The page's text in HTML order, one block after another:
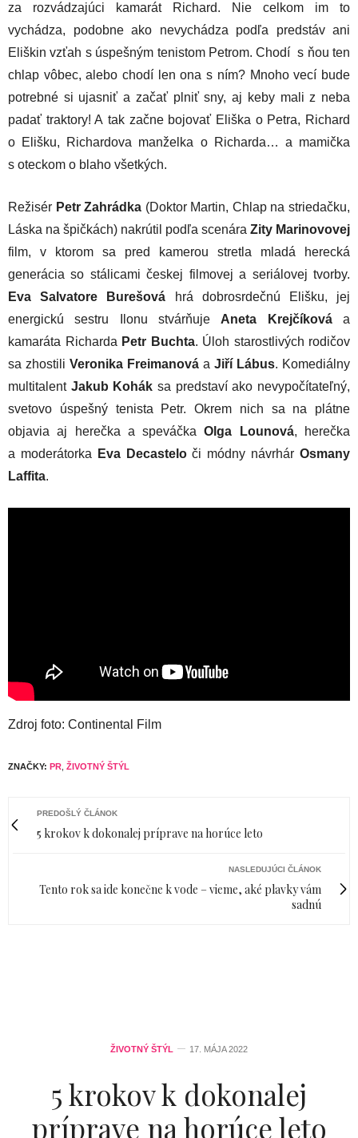
za rozvádzajúci kamarát Richard. Nie celkom im to
vychádza, podobne ako nevychádza podľa predstáv ani
Eliškin vzťah s úspešným tenistom Petrom. Chodí s ňou ten
chlap vôbec, alebo chodí len ona s ním? Mnoho vecí bude
potrebné si ujasniť a začať plniť sny, aj keby mali z neba
padať traktory! A tak začne bojovať Eliška o Petra, Richard
o Elišku, Richardova manželka o Richarda… a mamička
s oteckom o blaho všetkých.
Režisér Petr Zahrádka (Doktor Martin, Chlap na striedačku,
Láska na špičkách) nakrútil podľa scenára Zity Marinovovej
film, v ktorom sa pred kamerou stretla mladá herecká
generácia so stálicami českej filmovej a seriálovej tvorby.
Eva Salvatore Burešová hrá dobrosrdečnú Elišku, jej
energickú sestru Ilonu stvárňuje Aneta Krejčíkováa
kamaráta Richarda Petr Buchta. Úloh starostlivých rodičov
sa zhostili Veronika Freimanová a Jiří Lábus. Komediálny
multitalent Jakub Kohák sa predstaví ako nevypočítateľný,
svetovo úspešný tenista Petr. Okrem nich sa na plátne
objavia aj herečka a speváčkaOlga Lounová, herečka
a moderátorka
Eva Decasteloči módny návrhárOsmany
Laffita.
Zdroj foto: Continental Film
ZNAČKY: PR ŽIVOTNÝ ŠTÝL
PREDOŠLÝ ČLÁNOK
5 krokov k dokonalej príprave na horúce leto
NASLEDUJÚCI ČLÁNOK
Tento rok sa ide konečne k vode – vieme, aké plavky vám
sadnú
ŽIVOTNÝ ŠTÝL 17. MÁJA 2022
5 krokov k dokonalej
príprave na horúce leto